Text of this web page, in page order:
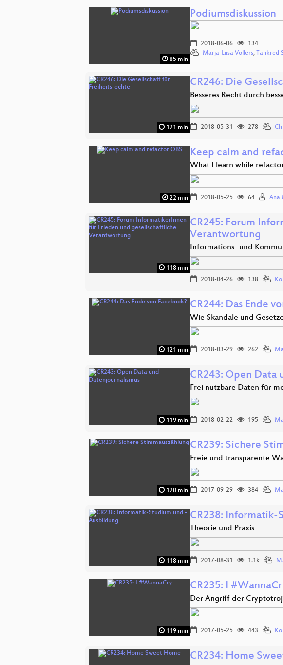
85 min
Podiumsdiskussion
2018-06-06
134
Marja-Liisa Völlers, Tankred
121 min
CR246: Die
Besseres Recht durch
2018-05-31 278
22 min
Keep calm and
What I learn while
2018-05-25 64 Ana
118 min
CR245: Forum
Verantwortung
Informations- und
2018-04-26 138
121 min
CR244: Das Ende
Wie Skandale und
2018-03-29 262
119 min
CR243: Open Data
Frei nutzbare Daten für
2018-02-22 195
120 min
CR239: Sichere
Freie und transparente
2017-09-29 384
118 min
CR238:
Theorie und Praxis
2017-08-31 1.1k
119 min
CR235: I
Der Angriff der
2017-05-25 443
CR234: Home